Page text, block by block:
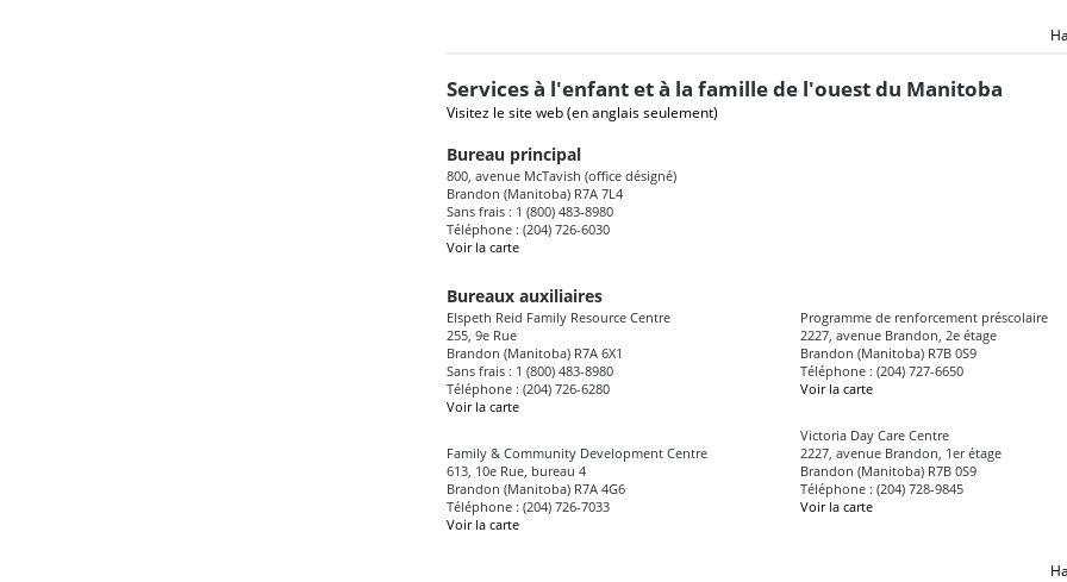
Services à l'enfant et à la famille de l'ouest du Manitoba
Visitez le site web(en anglais seulement)
Bureau principal
800, avenue McTavish (office désigné)
Brandon (Manitoba) R7A 7L4
Sans frais : 1 (800) 483-8980
Téléphone : (204) 726-6030
Voir la carte
Bureaux auxiliaires
Elspeth Reid Family Resource Centre
255, 9e Rue
Brandon (Manitoba) R7A 6X1
Sans frais : 1 (800) 483-8980
Téléphone : (204) 726-6280
Voir la carte
Family & Community Development Centre
613, 10e Rue, bureau 4
Brandon (Manitoba) R7A 4G6
Téléphone : (204) 726-7033
Voir la carte
Programme de renforcement préscolaire
2227, avenue Brandon, 2e étage
Brandon (Manitoba) R7B 0S9
Téléphone : (204) 727-6650
Voir la carte
Victoria Day Care Centre
2227, avenue Brandon, 1er étage
Brandon (Manitoba) R7B 0S9
Téléphone : (204) 728-9845
Voir la carte